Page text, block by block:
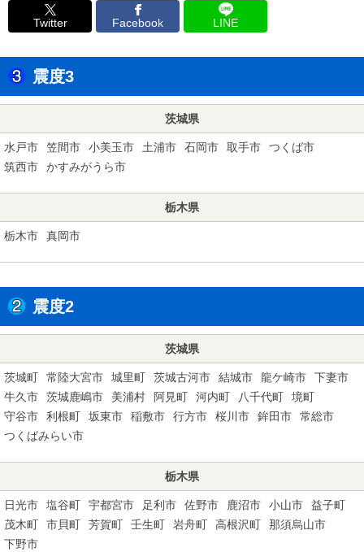
Twitter Facebook LINE
震度3
茨城県
水戸市 笠間市 小美玉市 土浦市 石岡市 取手市
つくば市
筑西市
かすみがうら市
栃木県
栃木市 真岡市
震度2
茨城県
茨城町 常陸大宮市 城里町 茨城古河市 結城市 龍ケ崎市
下妻市
牛久市
茨城鹿嶋市 美浦村 阿見町 河内町 八千代町
境町
守谷市
利根町 坂東市 稲敷市 行方市 桜川市 鉾田市
常総市
つくばみらい市
栃木県
日光市 塩谷町 宇都宮市 足利市 佐野市 鹿沼市 小山市
益子町
茂木町
市貝町 芳賀町 壬生町 岩舟町 高根沢町
那須烏山市
下野市